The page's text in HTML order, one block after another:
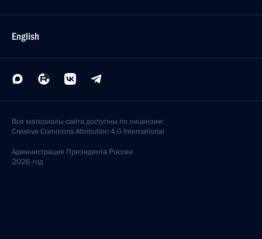
English
Все материалы сайта доступны по лицензии:
Creative Commons Attribution 4.0 International
Администрация Президента России
2026 год